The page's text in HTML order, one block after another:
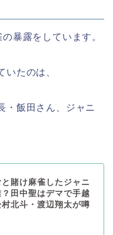
暴露をしています。
いたのは、
・飯田さん、ジャニ
賭け麻雀したジャニ
田中聖はデマで手越
北斗・渡辺翔太が噂